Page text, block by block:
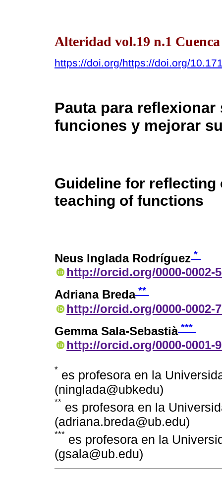
Alteridad vol.19 n.1
https://doi.org/https://doi.org/
Pauta para
funciones y mejorar
Guideline for
teaching of functions
Neus Inglada Rodríguez *
http://orcid.org/0000-0002-
Adriana Breda **
http://orcid.org/0000-0002-
Gemma Sala-Sebastià ***
http://orcid.org/0000-0001-
* es profesora en la
(ninglada@ubkedu)
** es profesora en la
(adriana.breda@ub.edu)
*** es profesora en la
(gsala@ub.edu)